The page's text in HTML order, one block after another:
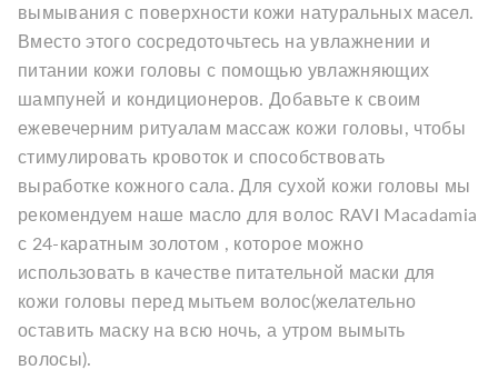
вымывания с поверхности кожи натуральных масел.
Вместо этого сосредоточьтесь на увлажнении и
питании кожи головы с помощью увлажняющих
шампуней и кондиционеров. Добавьте к своим
ежевечерним ритуалам массаж кожи головы, чтобы
стимулировать кровоток и способствовать
выработке кожного сала. Для сухой кожи головы мы
рекомендуем наше масло для волос RAVI Macadamia
с 24-каратным золотом , которое можно
использовать в качестве питательной маски для
кожи головы перед мытьем волос(желательно
оставить маску на всю ночь, а утром вымыть
волосы).